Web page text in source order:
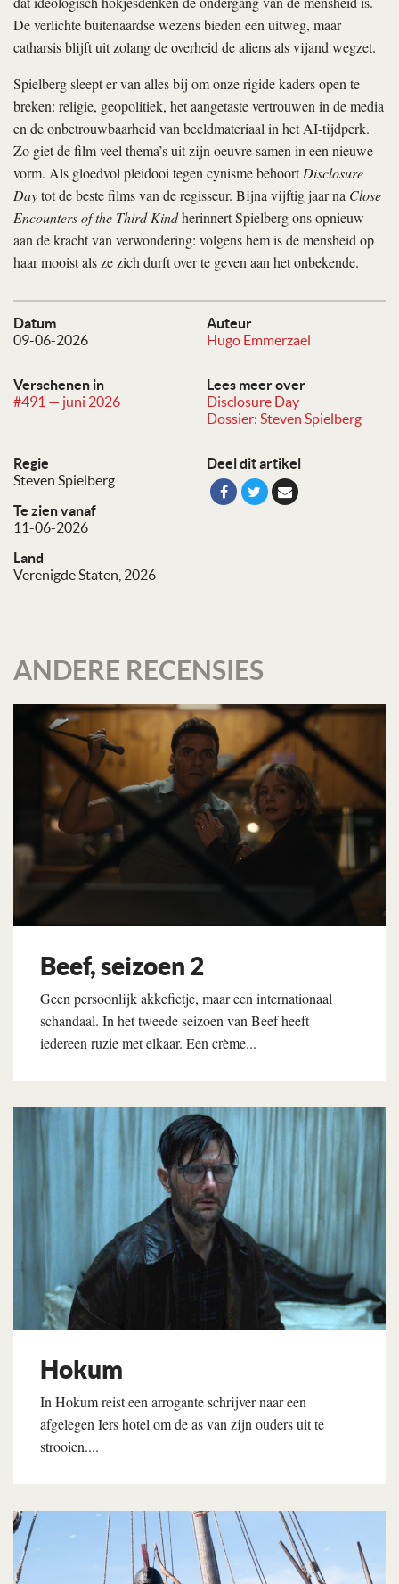
Datum
09-06-2026
Auteur
Hugo Emmerzael
Verschenen in
#491 — juni 2026
Lees meer over
Disclosure Day
Dossier: Steven Spielberg
Regie
Steven Spielberg
Te zien vanaf
11-06-2026
Land
Verenigde Staten, 2026
Deel dit artikel
De verlichte buitenaardse wezens bieden een uitweg, maar
catharsis blijft uit zolang de overheid de aliens als vijand wegzet.
Spielberg sleept er van alles bij om onze rigide kaders open te
breken: religie, geopolitiek, het aangetaste vertrouwen in de media
en de onbetrouwbaarheid van beeldmateriaal in het AI-tijdperk.
Zo giet de film veel thema’s uit zijn oeuvre samen in een nieuwe
vorm. Als gloedvol pleidooi tegen cynisme behoortDisclosure
Daytot de beste films van de regisseur. Bijna vijftig jaar na Close
Encounters of the Third Kindherinnert Spielberg ons opnieuw
aan de kracht van verwondering: volgens hem is de mensheid op
haar mooist als ze zich durft over te geven aan het onbekende.
ANDERE RECENSIES
Beef, seizoen 2
Geen persoonlijk akkefietje, maar een internationaal
schandaal. In het tweede seizoen van Beef heeft
iedereen ruzie met elkaar. Een crème...
Lees verder
Hokum
In Hokum reist een arrogante schrijver naar een
afgelegen Iers hotel om de as van zijn ouders uit te
strooien....
Lees verder